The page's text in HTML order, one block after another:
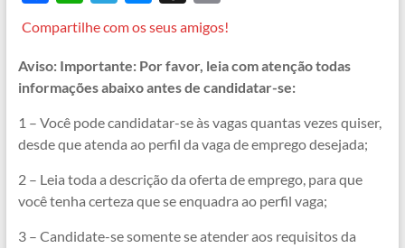
e
b
o
o
k
t
s
A
p
p
e
g
r
a
m
s
e
n
g
e
r
e
a
d
s
y
L
i
n
k
Compartilhe com os seus amigos!
Aviso: Importante: Por favor, leia com atenção todas
informações abaixo antes de candidatar-se:
1 – Você pode candidatar-se às vagas quantas vezes quiser,
desde que atenda ao perfil da vaga de emprego desejada;
2 – Leia toda a descrição da oferta de emprego, para que
você tenha certeza que se enquadra ao perfil vaga;
3 – Candidate-se somente se atender aos requisitos da